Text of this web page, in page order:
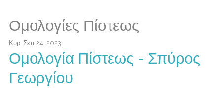
Μελετώντας την Αγία Γραφή
Ομολογίες Πίστεως
Κυρ, Σεπ 24, 2023
Ομολογία Πίστεως - Σπύρος
Γεωργίου